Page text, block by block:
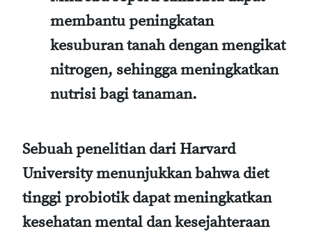
membantu peningkatan
kesuburan tanah dengan mengikat
nitrogen, sehingga meningkatkan
nutrisi bagi tanaman.
Sebuah penelitian dari Harvard
University menunjukkan bahwa diet
tinggi probiotik dapat meningkatkan
kesehatan mental dan kesejahteraan